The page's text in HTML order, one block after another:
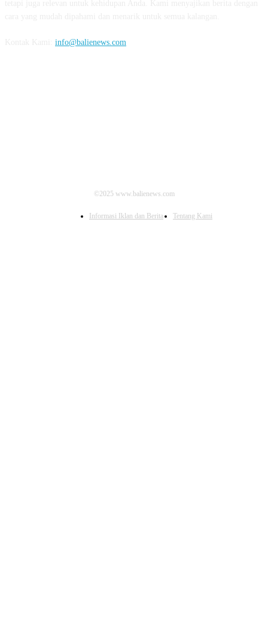
info@balienews.com
©2025 www.balienews.com
Informasi Iklan dan Berita Tentang Kami